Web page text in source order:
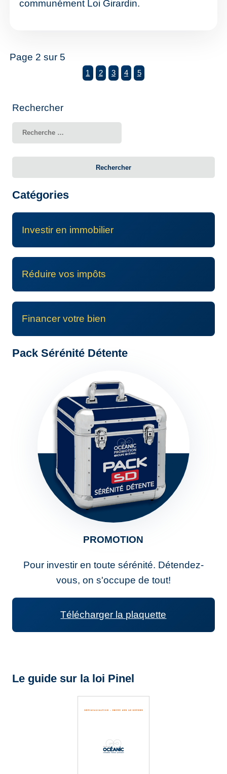
communément Loi Girardin.
Page 2 sur 5
1 2 3 4 5
Rechercher
Rechercher
Catégories
Investir en immobilier
Réduire vos impôts
Financer votre bien
Pack Sérénité Détente
PROMOTION
Pour investir en toute sérénité. Détendez-
vous, on s'occupe de tout!
Télécharger la plaquette
Le guide sur la loi Pinel